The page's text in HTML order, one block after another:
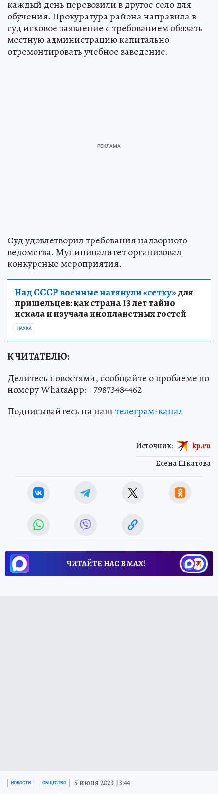
каждый день перевозили в другое село для
обучения. Прокуратура района направила в
суд исковое заявление с требованием обязать
местную администрацию капитально
отремонтировать учебное заведение.
Суд удовлетворил требования надзорного
ведомства. Муниципалитет организовал
конкурсные мероприятия.
Над СССР военные натянули «сетку»для
пришельцев: как страна 13 лет тайно
искала и изучала инопланетных гостей
НАУКА
К ЧИТАТЕЛЮ:
Делитесь новостями, сообщайте о проблеме по
номеру WhatsApp: +79873484462
Подписывайтесь на наштелеграм-канал
Елена Шкатова
Источник: kp.ru
ЧИТАЙТЕ НАС В МАХ!
НОВОСТИ ОБЩЕСТВО 5 июня 2023 13:44